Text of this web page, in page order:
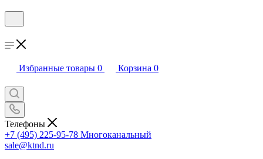
Избранные товары 0 Корзина 0
Телефоны
+7 (495) 225-95-78 Многоканальный
sale@ktnd.ru